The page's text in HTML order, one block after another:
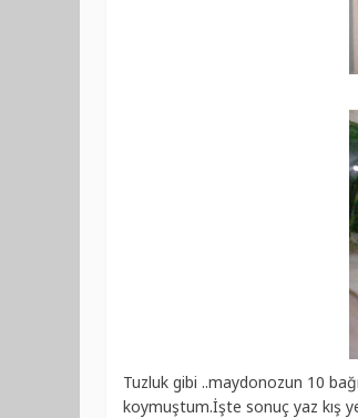
Tuzluk gibi ..maydonozun 10
koymuştum.İşte sonuç yaz kış